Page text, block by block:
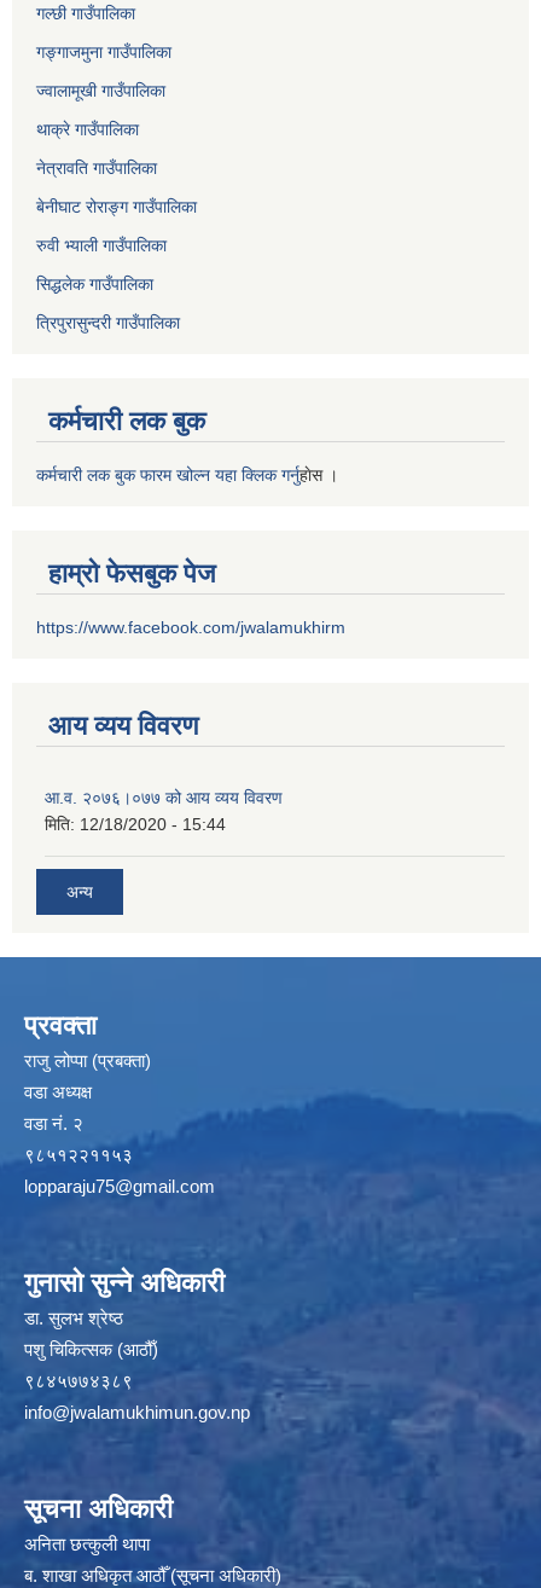
गल्छी गाउँपालिका
गङ्गाजमुना गाउँपालिका
ज्वालामूखी गाउँपालिका
थाक्रे गाउँपालिका
नेत्रावति गाउँपालिका
बेनीघाट रोराङ्ग गाउँपालिका
रुवी भ्याली गाउँपालिका
सिद्धलेक गाउँपालिका
त्रिपुरासुन्दरी गाउँपालिका
कर्मचारी लक बुक
कर्मचारी लक बुक फारम खोल्न यहा क्लिक गर्नुहाेस ।
हाम्रो फेसबुक पेज
https://www.facebook.com/jwalamukhirm
आय व्यय विवरण
आ.व. २०७६।०७७ को आय व्यय विवरण
मिति: 12/18/2020 - 15:44
अन्य
प्रवक्ता
राजु लोप्पा (प्रबक्ता)
वडा अध्यक्ष
वडा नं. २
९८५१२२११५३
lopparaju75@gmail.com
गुनासो सुन्ने अधिकारी
डा. सुलभ श्रेष्ठ
पशु चिकित्सक (आठौँ)
९८४५७७४३८९
info@jwalamukhimun.gov.np
सूचना अधिकारी
अनिता छत्कुली थापा
ब. शाखा अधिकृत आठौँ (सूचना अधिकारी)